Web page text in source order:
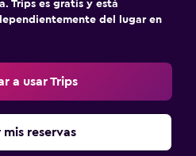
Trips es gratis y está
del lugar en
a usar Trips
mis reservas